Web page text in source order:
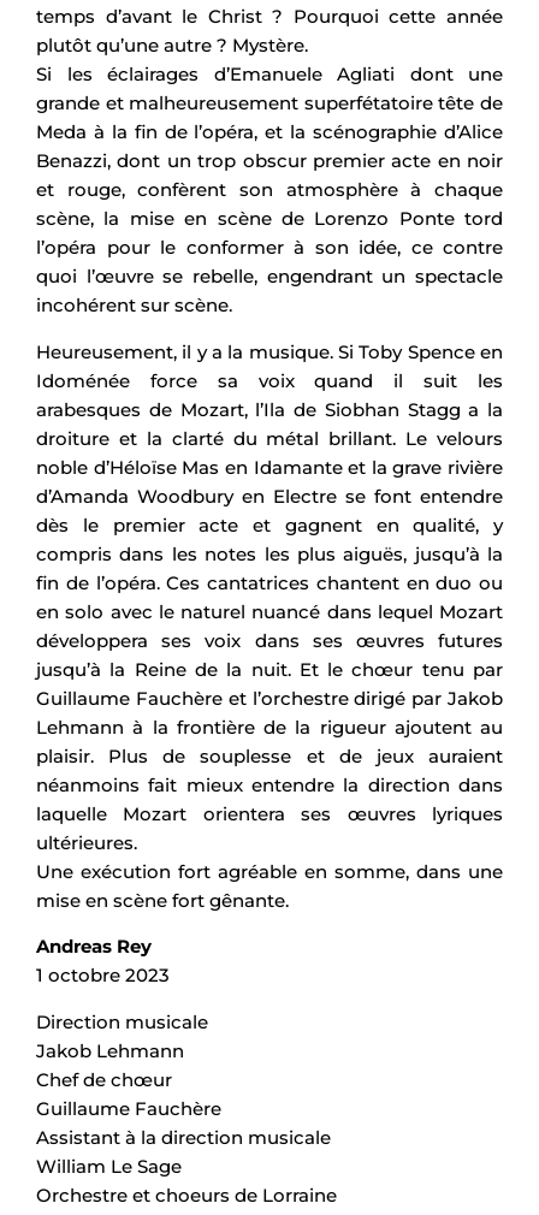
temps d’avant le Christ ? Pourquoi cette année
plutôt qu’une autre ? Mystère.
Si les éclairages d’Emanuele Agliati dont une
grande et malheureusement superfétatoire tête de
Meda à la fin de l’opéra, et la scénographie d’Alice
Benazzi, dont un trop obscur premier acte en noir
et rouge, confèrent son atmosphère à chaque
scène, la mise en scène de Lorenzo Ponte tord
l’opéra pour le conformer à son idée, ce contre
quoi l’œuvre se rebelle, engendrant un spectacle
incohérent sur scène.
Heureusement, il y a la musique. Si Toby Spence en
Idoménée force sa voix quand il suit les
arabesques de Mozart, l’Ila de Siobhan Stagg a la
droiture et la clarté du métal brillant. Le velours
noble d’Héloïse Mas en Idamante et la grave rivière
d’Amanda Woodbury en Electre se font entendre
dès le premier acte et gagnent en qualité, y
compris dans les notes les plus aiguës, jusqu’à la
fin de l’opéra. Ces cantatrices chantent en duo ou
en solo avec le naturel nuancé dans lequel Mozart
développera ses voix dans ses œuvres futures
jusqu’à la Reine de la nuit. Et le chœur tenu par
Guillaume Fauchère et l’orchestre dirigé par Jakob
Lehmann à la frontière de la rigueur ajoutent au
plaisir. Plus de souplesse et de jeux auraient
néanmoins fait mieux entendre la direction dans
laquelle Mozart orientera ses œuvres lyriques
ultérieures.
Une exécution fort agréable en somme, dans une
mise en scène fort gênante.
Andreas Rey
1 octobre 2023
Direction musicale
Jakob Lehmann
Chef de chœur
Guillaume Fauchère
Assistant à la direction musicale
William Le Sage
Orchestre et choeurs de Lorraine